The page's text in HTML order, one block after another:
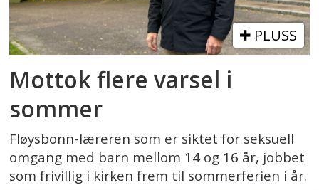
PLUSS
Mottok flere varsel i
sommer
Fløysbonn-læreren som er siktet for seksuell
omgang med barn mellom 14 og 16 år, jobbet
som frivillig i kirken frem til sommerferien i år.